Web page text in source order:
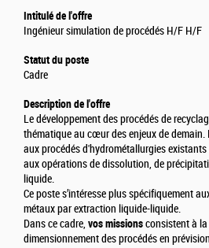
Intitulé de l'offre
Ingénieur simulation de procédés H/F H/F
Statut du poste
Cadre
Description de l'offre
Le développement des procédés de
thématique au cœur des enjeux de demain.
aux procédés d'hydrométallurgies
aux opérations de dissolution, de
liquide.
Ce poste s’intéresse plus spécifiquement
métaux par extraction liquide-liquide.
Dans ce cadre, vos missionsconsistent à
dimensionnement des procédés en